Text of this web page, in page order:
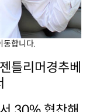
동합니다.